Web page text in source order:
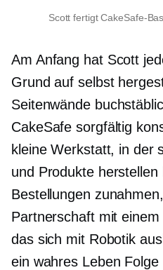
Scott fertigt CakeSafe-
Am Anfang hat Scott
Grund auf selbst
Seitenwände
CakeSafe sorgfältig
kleine Werkstatt, in der
und Produkte herstellen
Bestellungen
Partnerschaft mit
das sich mit Robotik
ein wahres Leben Folge